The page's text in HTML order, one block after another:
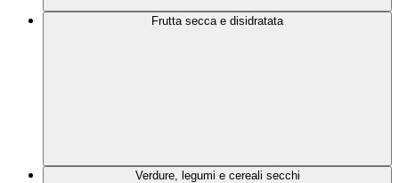
Frutta secca e disidratata
Verdure, legumi e cereali secchi